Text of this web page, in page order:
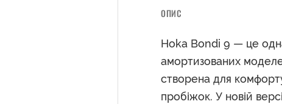
ОПИС
Hoka Bondi 9 — це
амортизованих
створена для
пробіжок. У новій